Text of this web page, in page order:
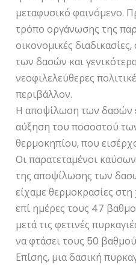
μεταφυσικό φαινόμενο.
τρόπο οργάνωσης της
οικονομικές
των δασών και
νεοφιλελεύθερες
περιβάλλον.
Η αποψίλωση των δασών
αύξηση του ποσοστού
θερμοκηπίου, που
Οι παρατεταμένοι
της αποψίλωσης των
είχαμε θερμοκρασίες
επί ημέρες τους 47
μετά τις φετινές
να φτάσει τους 50
Επίσης, μια δασική